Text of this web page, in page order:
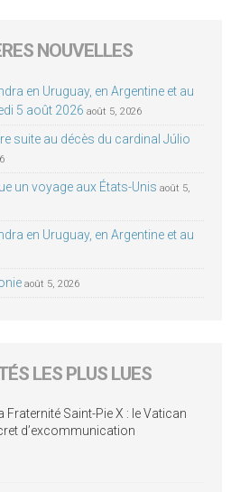
NOUVELLES
en Uruguay, en Argentine et au
5 août 2026 août 5, 2026
suite au décès du cardinal Júlio
un voyage aux États-Unis août 5,
en Uruguay, en Argentine et au
août 5, 2026
LES PLUS LUES
Fraternité Saint-Pie X : le Vatican
d’excommunication